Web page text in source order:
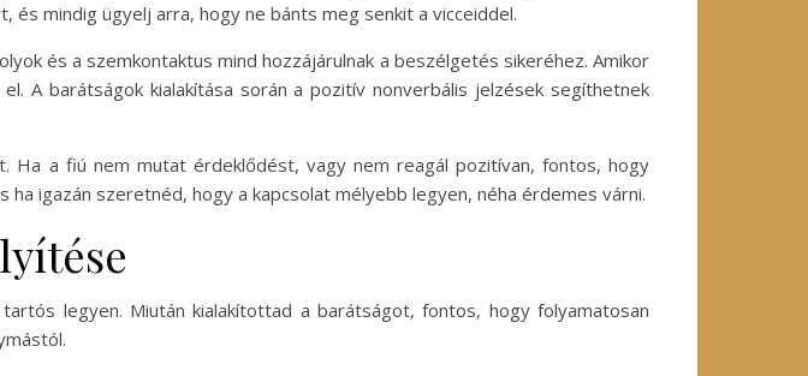
mindig ügyelj arra, hogy ne bánts meg senkit a vicceiddel.
és a szemkontaktus mind hozzájárulnak a beszélgetés sikeréhez. Amikor
A barátságok kialakítása során a pozitív nonverbális jelzések segíthetnek
Ha a fiú nem mutat érdeklődést, vagy nem reagál pozitívan, fontos, hogy
igazán szeretnéd, hogy a kapcsolat mélyebb legyen, néha érdemes várni.
legyen. Miután kialakítottad a barátságot, fontos, hogy folyamatosan